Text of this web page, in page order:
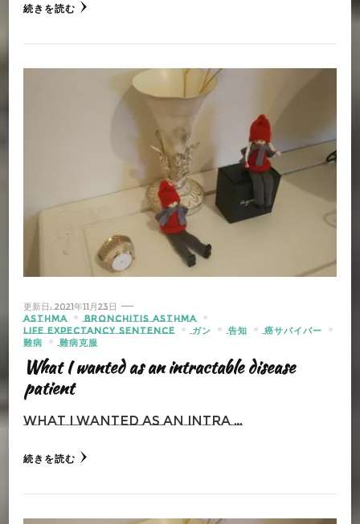
続きを読む
更新日:2021年11月23日
ASTHMA
BRONCHITIS ASTHMA
LIFE EXPECTANCY SENTENCE
ガン 告知
癌サバイバー
難病
難病克服
What I wanted as an intractable disease
patient
What I wanted as an intra …
続きを読む